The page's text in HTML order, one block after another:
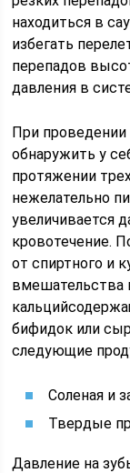
находиться в
избегать
перепадов
давления в
При
обнаружить у
протяжении
нежелательно
увеличивается
кровотечение.
от спиртного и
бифидок или
следующие
Соленая и
Твердые
Давление на